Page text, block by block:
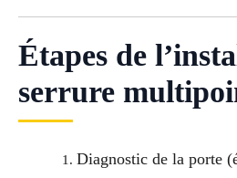
Étapes de
serrure
Diagnostic de la porte